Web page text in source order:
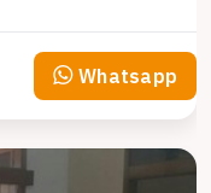
Whatsapp